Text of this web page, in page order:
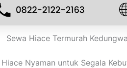
Sewa Hiace Termurah
Nyaman untuk Segala